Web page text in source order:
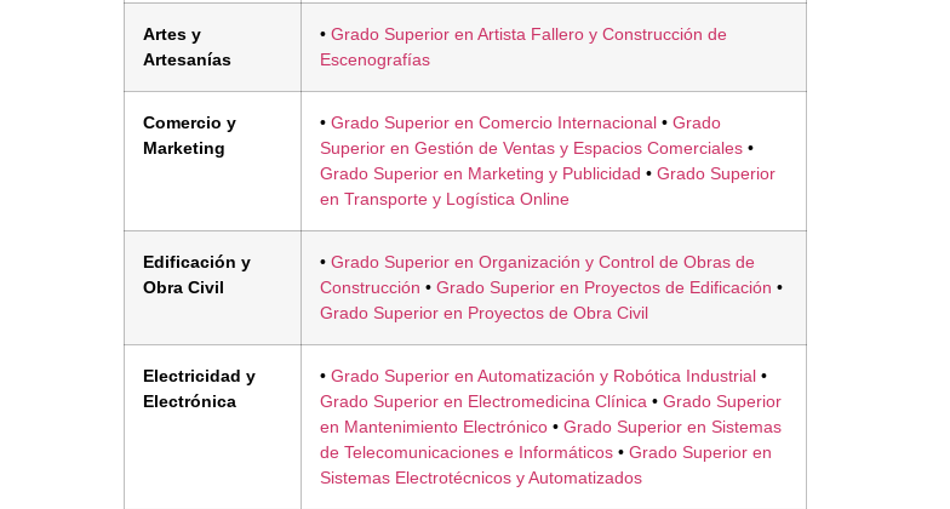
Artes y
Artesanías
• Grado Superior en Artista Fallero y Construcción de
Escenografías
Comercio y
Marketing
• Grado Superior en Comercio Internacional • Grado
Superior en Gestión de Ventas y Espacios Comerciales •
Grado Superior en Marketing y Publicidad • Grado Superior
en Transporte y Logística Online
Edificación y
Obra Civil
• Grado Superior en Organización y Control de Obras de
Construcción • Grado Superior en Proyectos de Edificación •
Grado Superior en Proyectos de Obra Civil
Electricidad y
Electrónica
• Grado Superior en Automatización y Robótica Industrial •
Grado Superior en Electromedicina Clínica • Grado Superior
en Mantenimiento Electrónico • Grado Superior en Sistemas
de Telecomunicaciones e Informáticos • Grado Superior en
Sistemas Electrotécnicos y Automatizados